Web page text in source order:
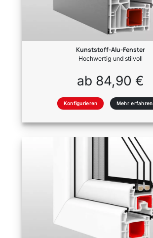
Kunststoff-Alu-Fenster
Hochwertig und stilvoll
ab 84,90 €
Konfigurieren Mehr erfahren